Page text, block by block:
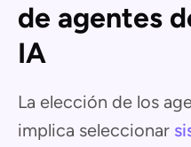
de agentes
IA
La elección de los
implica seleccionar